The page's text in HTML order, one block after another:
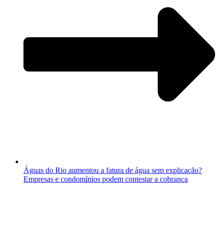
Águas do Rio aumentou a fatura de água sem explicação?
Empresas e condomínios podem contestar a cobrança